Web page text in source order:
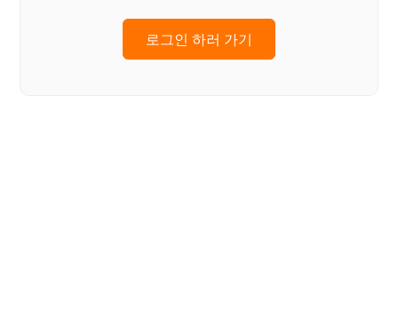
로그인 하러 가기